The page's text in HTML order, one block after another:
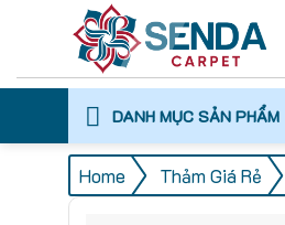
DANH MỤC SẢN PHẨM
Home / Thảm Giá Rẻ /